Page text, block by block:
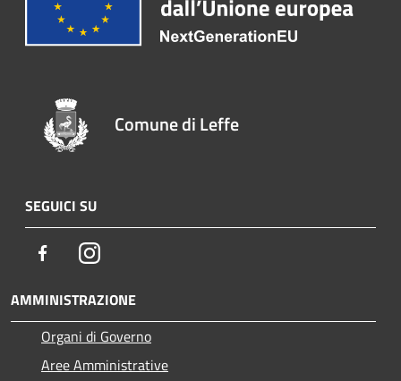
Comune di Leffe
SEGUICI SU
FacebookInstagram
AMMINISTRAZIONE
Organi di Governo
Aree Amministrative